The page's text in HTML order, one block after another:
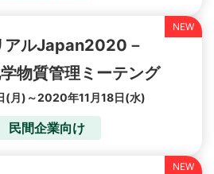
アルJapan2020－
物質管理ミーテング
(月)～2020年11月18日(水)
民間企業向け